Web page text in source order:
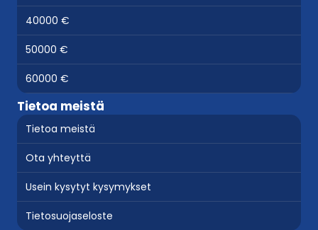
40000 €
50000 €
60000 €
Tietoa meistä
Tietoa meistä
Ota yhteyttä
Usein kysytyt kysymykset
Tietosuojaseloste